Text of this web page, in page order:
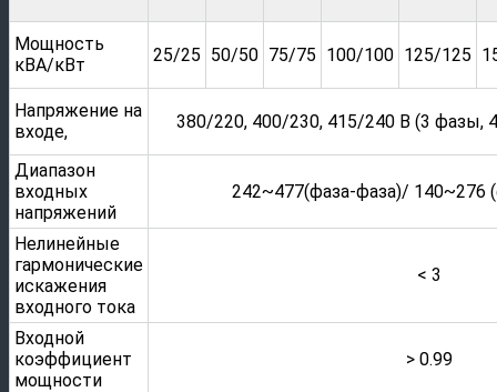
Мощность
кВА/кВт
25/25 50/50 75/75 100/100 125/125
Напряжение на
входе,
380/220, 400/230, 415/240 В (3 фазы,
Диапазон
входных
напряжений
242~477(фаза-фаза)/ 140~276
Нелинейные
гармонические
искажения
входного тока
< 3
Входной
коэффициент
мощности
> 0.99